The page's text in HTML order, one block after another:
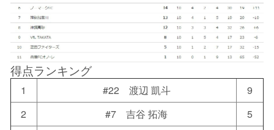
得点ランキング
1 #22 渡辺 凱斗
9
2
#7 吉谷 拓海
5